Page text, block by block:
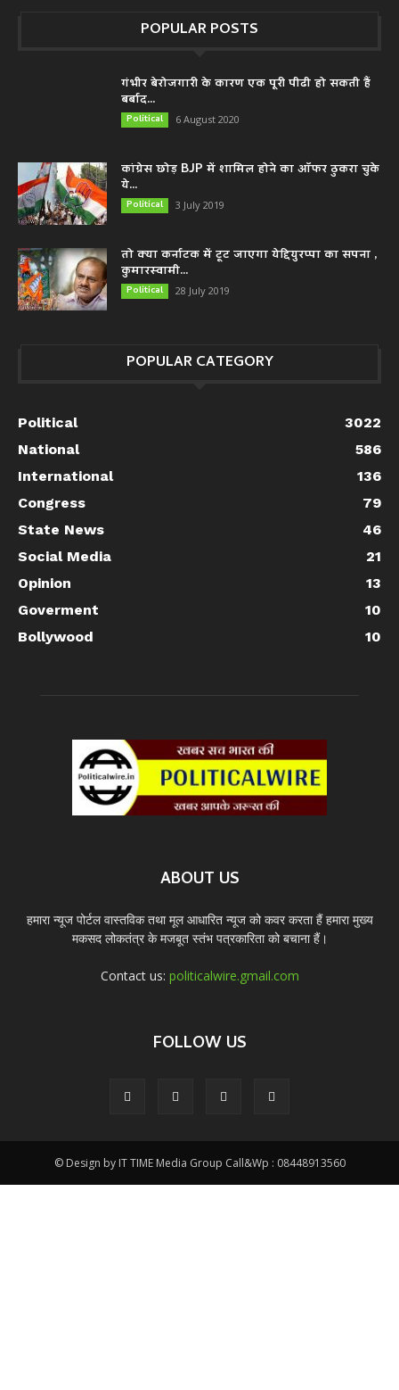
POPULAR POSTS
गंभीर बेरोजगारी के कारण एक पूरी पीढी हो सकती हैं
बर्बाद...
Political 6 August 2020
कांग्रेस छोड़ BJP में शामिल होने का ऑफर ठुकरा चुके
ये...
Political 3 July 2019
तो क्या कर्नाटक में टूट जाएगा येद्दियुरप्पा का सपना ,
कुमारस्वामी...
Political 28 July 2019
POPULAR CATEGORY
Political
3022
National
586
International
136
Congress
79
State News
46
Social Media
21
Opinion
13
Goverment
10
Bollywood
10
ABOUT US
हमारा न्यूज पोर्टल वास्तविक तथा मूल आधारित न्यूज को कवर करता हैं हमारा मुख्य
मकसद लोकतंत्र के मजबूत स्तंभ पत्रकारिता को बचाना हैं।
Contact us: politicalwire.gmail.com
FOLLOW US
© Design by IT TIME Media Group Call&Wp : 08448913560